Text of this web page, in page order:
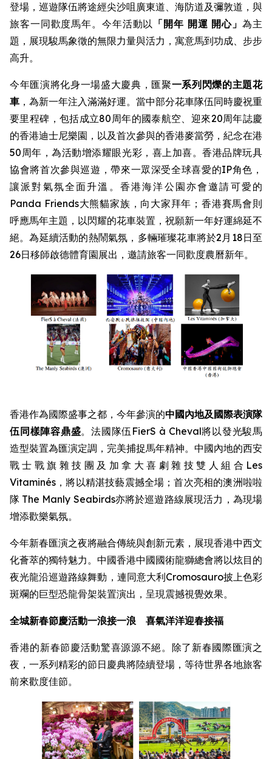
登場，巡遊隊伍將途經尖沙咀廣東道、海防道及彌敦道，與
旅客一同歡度馬年。今年活動以 「開年 開運 開心」為主
題，展現駿馬象徵的無限力量與活力，寓意馬到功成、步步
高升。
今年匯演將化身一場盛大慶典，匯聚一系列閃爍的主題花
車 ，為新一年注入滿滿好運。當中部分花車隊伍同時慶祝重
要里程碑，包括成立80周年的國泰航空、迎來20周年誌慶
的香港迪士尼樂園，以及首次參與的香港麥當勞，紀念在港
50周年，為活動增添耀眼光彩，喜上加喜。香港品牌玩具
協會將首次參與巡遊，帶來一眾深受全球喜愛的IP角色，
讓派對氣氛全面升溫。香港海洋公園亦會邀請可愛的
Panda Friends大熊貓家族，向大家拜年；香港賽馬會則
呼應馬年主題，以閃耀的花車裝置，祝願新一年好運綿延不
絕。為延續活動的熱鬧氣氛，多輛璀璨花車將於2月18日至
26日移師啟德體育園展出，邀請旅客一同歡度農曆新年。
香港作為國際盛事之都，今年參演的中國內地及國際表演隊
伍同樣陣容鼎盛。法國隊伍FierS à Cheval將以發光駿馬
造型裝置為匯演定調，完美捕捉馬年精神。中國內地的西安
戰士戰旗雜技團及加拿大喜劇雜技雙人組合Les
Vitaminés，將以精湛技藝震撼全場；首次亮相的澳洲啦啦
隊 The Manly Seabirds亦將於巡遊路線展現活力，為現場
增添歡樂氣氛。
今年新春匯演之夜將融合傳統與創新元素，展現香港中西文
化薈萃的獨特魅力。中國香港中國國術龍獅總會將以炫目的
夜光龍沿巡遊路線舞動，連同意大利Cromosauro披上色彩
斑斕的巨型恐龍骨架裝置演出，呈現震撼視覺效果。
全城新春節慶活動一浪接一浪 喜氣洋洋迎春接福
香港的新春節慶活動驚喜源源不絕。除了新春國際匯演之
夜，一系列精彩的節日慶典將陸續登場，等待世界各地旅客
前來歡度佳節。